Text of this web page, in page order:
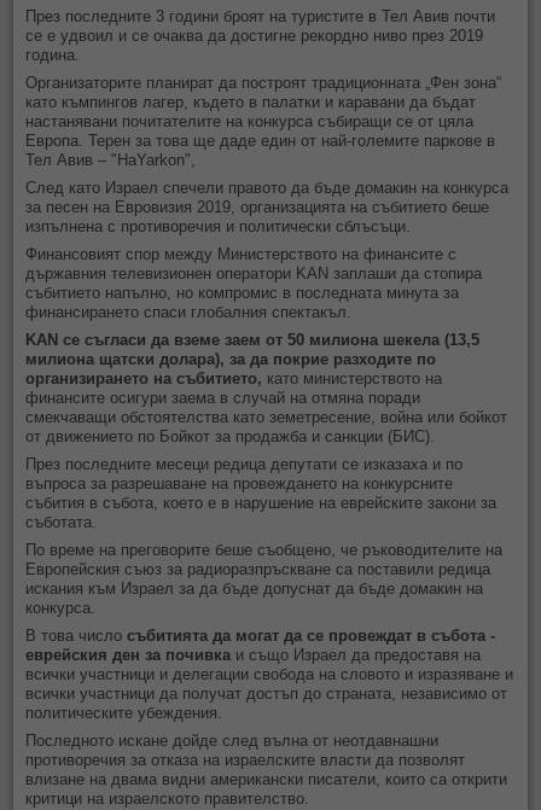
През последните 3 години броят на туристите в Тел Авив почти
се е удвоил и се очаква да достигне рекордно ниво през 2019
година.
Организаторите планират да построят традиционната „Фен зона“
като къмпингов лагер, където в палатки и каравани да бъдат
настанявани почитателите на конкурса събиращи се от цяла
Европа. Терен за това ще даде един от най-големите паркове в
Тел Авив – "HaYarkon",
След като Израел спечели правото да бъде домакин на конкурса
за песен на Евровизия 2019, организацията на събитието беше
изпълнена с противоречия и политически сблъсъци.
Финансовият спор между Министерството на финансите с
държавния телевизионен оператори KAN заплаши да стопира
събитието напълно, но компромис в последната минута за
финансирането спаси глобалния спектакъл.
KAN се съгласи да вземе заем от 50 милиона шекела (13,5
милиона щатски долара), за да покрие разходите по
организирането на събитието, като министерството на
финансите осигури заема в случай на отмяна поради
смекчаващи обстоятелства като земетресение, война или бойкот
от движението по Бойкот за продажба и санкции (БИС).
През последните месеци редица депутати се изказаха и по
въпроса за разрешаване на провеждането на конкурсните
събития в събота, което е в нарушение на еврейските закони за
съботата.
По време на преговорите беше съобщено, че ръководителите на
Европейския съюз за радиоразпръскване са поставили редица
искания към Израел за да бъде допуснат да бъде домакин на
конкурса.
В това числосъбитията да могат да се провеждат в събота -
еврейския ден за почивка и също Израел да предоставя на
всички участници и делегации свобода на словото и изразяване и
всички участници да получат достъп до страната, независимо от
политическите убеждения.
Последното искане дойде след вълна от неотдавнашни
противоречия за отказа на израелските власти да позволят
влизане на двама видни американски писатели, които са открити
критици на израелското правителство.